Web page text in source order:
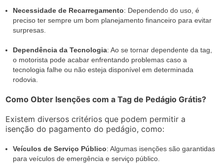
Necessidade de Recarregamento: Dependendo do uso, é
preciso ter sempre um bom planejamento financeiro para evitar
surpresas.
Dependência da Tecnologia: Ao se tornar dependente da tag,
o motorista pode acabar enfrentando problemas caso a
tecnologia falhe ou não esteja disponível em determinada
rodovia.
Como Obter Isenções com a Tag de Pedágio Grátis?
Existem diversos critérios que podem permitir a
isenção do pagamento do pedágio, como:
Veículos de Serviço Público: Algumas isenções são garantidas
para veículos de emergência e serviço público.